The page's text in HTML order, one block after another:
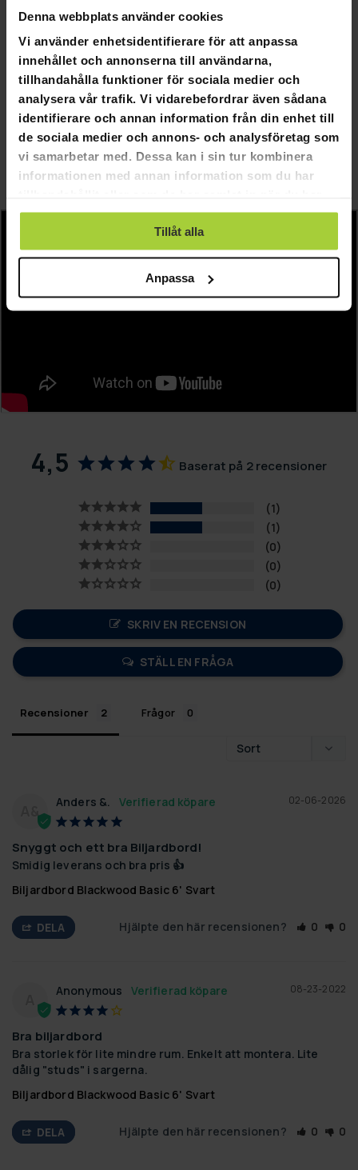
Denna webbplats använder cookies
Vi använder enhetsidentifierare för att anpassa
innehållet och annonserna till användarna,
tillhandahålla funktioner för sociala medier och
analysera vår trafik. Vi vidarebefordrar även sådana
identifierare och annan information från din enhet till
de sociala medier och annons- och analysföretag som
vi samarbetar med. Dessa kan i sin tur kombinera
informationen med annan information som du har
använt deras tjänster.
Tillåt alla
Anpassa
Längd på köer: 144,78 cm
Biljardbollar med officiell storlek 57mm
Mått: 207,2 x 114,2 x 78,4 cm
Spelområdets mått 182,8 x 89,8 cm
4,5 Baserat på 2 recensioner
1
1
0
0
0
SKRIV EN RECENSION
STÄLL EN FRÅGA
Recensioner Frågor
A&
02-06-2026
Anders &.
Snyggt och ett bra Biljardbord!
Smidig leverans och bra pris 👍
Biljardbord Blackwood Basic 6' Svart
DELA Hjälpte den här recensionen? 0 0
08-23-2022
Anonymous
Bra biljardbord
Bra storlek för lite mindre rum. Enkelt att montera. Lite
dålig "studs" i sargerna.
Biljardbord Blackwood Basic 6' Svart
DELA Hjälpte den här recensionen? 0 0